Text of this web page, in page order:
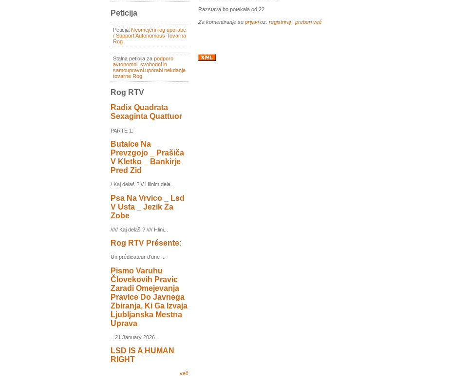
Peticija
Peticija Neomejeni rog uporabe
/ Support Autonomous Tovarna
Rog
Stalna peticija za podporo
avtonomni, svobodni in
samoupravni uporabi nekdanje
tovarne Rog
Rog RTV
Radix Quadrata
Sexaginta Quattuor
PARTE 1:
Butalce Na
Prevzgojo _ Prašiča
V Kletko _ Bankirje
Pred Zid
/ Kaj delaš ? // Hlinim dela...
Psa Na Vrvico _ Lsd
V Usta _ Jezik Za
Zobe
///// Kaj delaš ? //// Hlini...
Rog RTV Présente:
Un prédicateur d'une ...
Pismo Varuhu
Človekovih Pravic
Zaradi Omejevanja
Pravice Do Javnega
Zbiranja, Ki Ga Izvaja
Ljubljanska Mestna
Uprava
...21 January 2026...
LSD IS A HUMAN
RIGHT
več
Razstava bo potekala od 22
Za komentiranje se prijavioz. registriraj| preberi več